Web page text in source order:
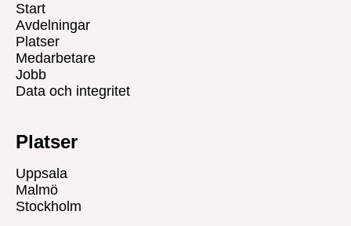
Start
Avdelningar
Platser
Medarbetare
Jobb
Data och integritet
Platser
Uppsala
Malmö
Stockholm